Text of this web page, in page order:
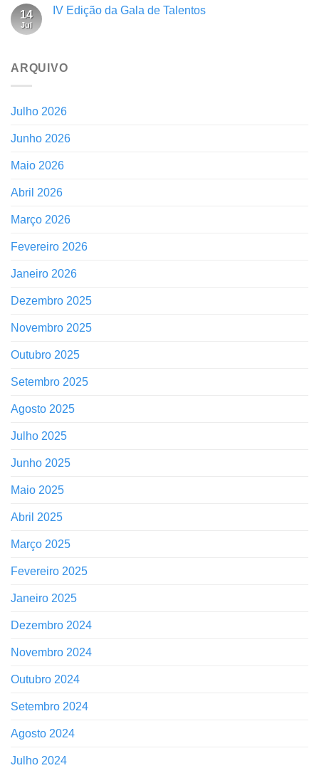
14
Jul
IV Edição da Gala de Talentos
ARQUIVO
Julho 2026
Junho 2026
Maio 2026
Abril 2026
Março 2026
Fevereiro 2026
Janeiro 2026
Dezembro 2025
Novembro 2025
Outubro 2025
Setembro 2025
Agosto 2025
Julho 2025
Junho 2025
Maio 2025
Abril 2025
Março 2025
Fevereiro 2025
Janeiro 2025
Dezembro 2024
Novembro 2024
Outubro 2024
Setembro 2024
Agosto 2024
Julho 2024